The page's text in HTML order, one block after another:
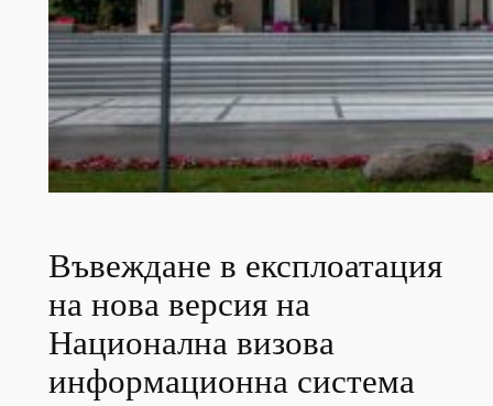
Въвеждане в експлоатация
на нова версия на
Национална визова
информационна система